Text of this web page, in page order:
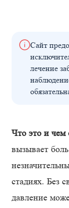
Сайт
лечение
Что это и чем
вызывает
стадиях. Без
давление